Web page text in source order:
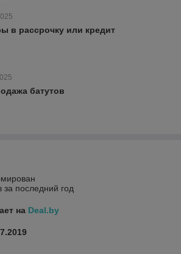
в рассрочку или кредит
батутов
последний год
на Deal.by